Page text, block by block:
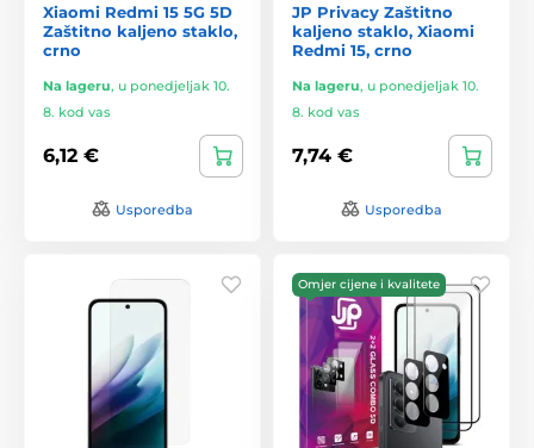
Xiaomi Redmi 15 5G 5D
Zaštitno kaljeno staklo,
crno
Na lageru, u ponedjeljak 10.
8. kod vas
6,12 €
Usporedba
JP Privacy Zaštitno
kaljeno staklo, Xiaomi
Redmi 15, crno
Na lageru, u ponedjeljak 10.
8. kod vas
7,74 €
Usporedba
Omjer cijene i kvalitete